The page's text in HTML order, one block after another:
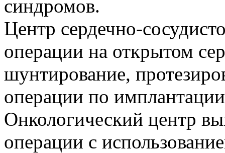
синдромов.
Центр сердечно-
операции на открытом
шунтирование,
операции по
Онкологический центр
операции с